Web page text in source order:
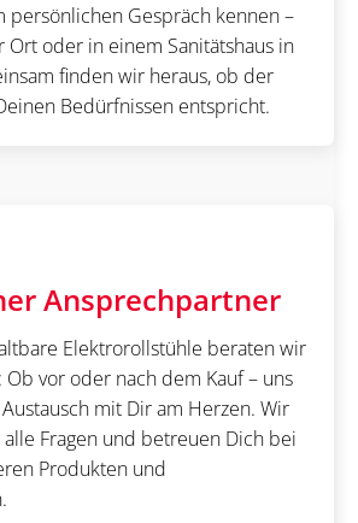
persönlichen Gespräch kennen –
oder in einem Sanitätshaus in
finden wir heraus, ob der
Bedürfnissen entspricht.
Ansprechpartner
Elektrorollstühle beraten wir
Ob vor oder nach dem Kauf – uns
mit Dir am Herzen. Wir
Fragen und betreuen Dich bei
Produkten und